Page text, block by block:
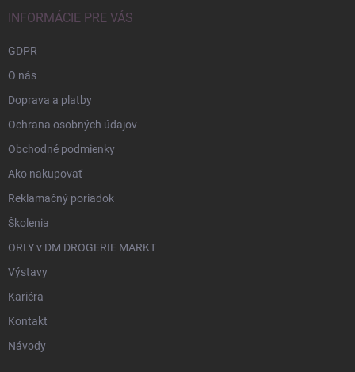
INFORMÁCIE PRE VÁS
GDPR
O nás
Doprava a platby
Ochrana osobných údajov
Obchodné podmienky
Ako nakupovať
Reklamačný poriadok
Školenia
ORLY v DM DROGERIE MARKT
Výstavy
Kariéra
Kontakt
Návody